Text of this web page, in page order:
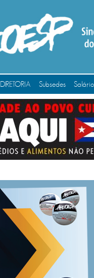
DIRETORIA Subsedes